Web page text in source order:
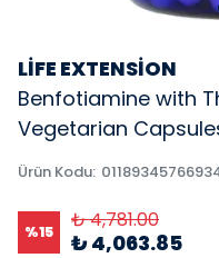
LİFE EXTENSİON
Benfotiamine with
Vegetarian
Ürün Kodu:
%15 ₺ 4,781.00
₺ 4,063.85